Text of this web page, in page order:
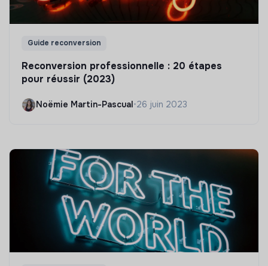
Guide reconversion
Reconversion professionnelle : 20 étapes
pour réussir (2023)
Noëmie Martin-Pascual•26 juin 2023